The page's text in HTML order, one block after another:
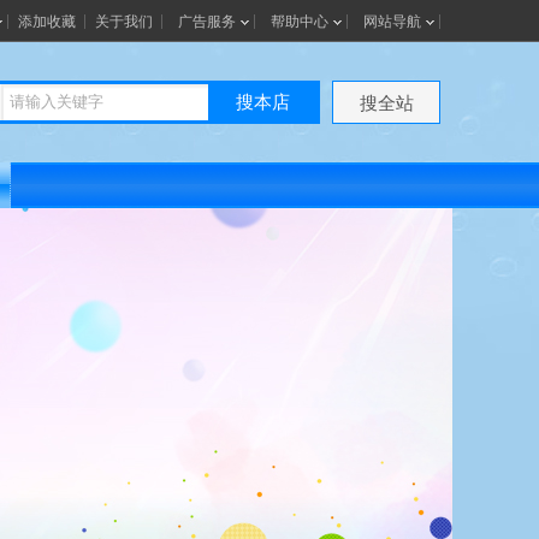
添加收藏 关于我们 广告服务 帮助中心 网站导航
搜本店 搜全站